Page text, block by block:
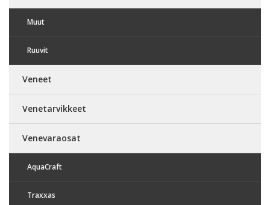
Muut
Ruuvit
Veneet
Venetarvikkeet
Venevaraosat
AquaCraft
Traxxas